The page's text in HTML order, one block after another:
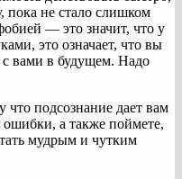
не стало слишком
— это значит, что у
это означает, что вы
с вами в будущем. Надо
подсознание дает вам
а также поймете,
мудрым и чутким